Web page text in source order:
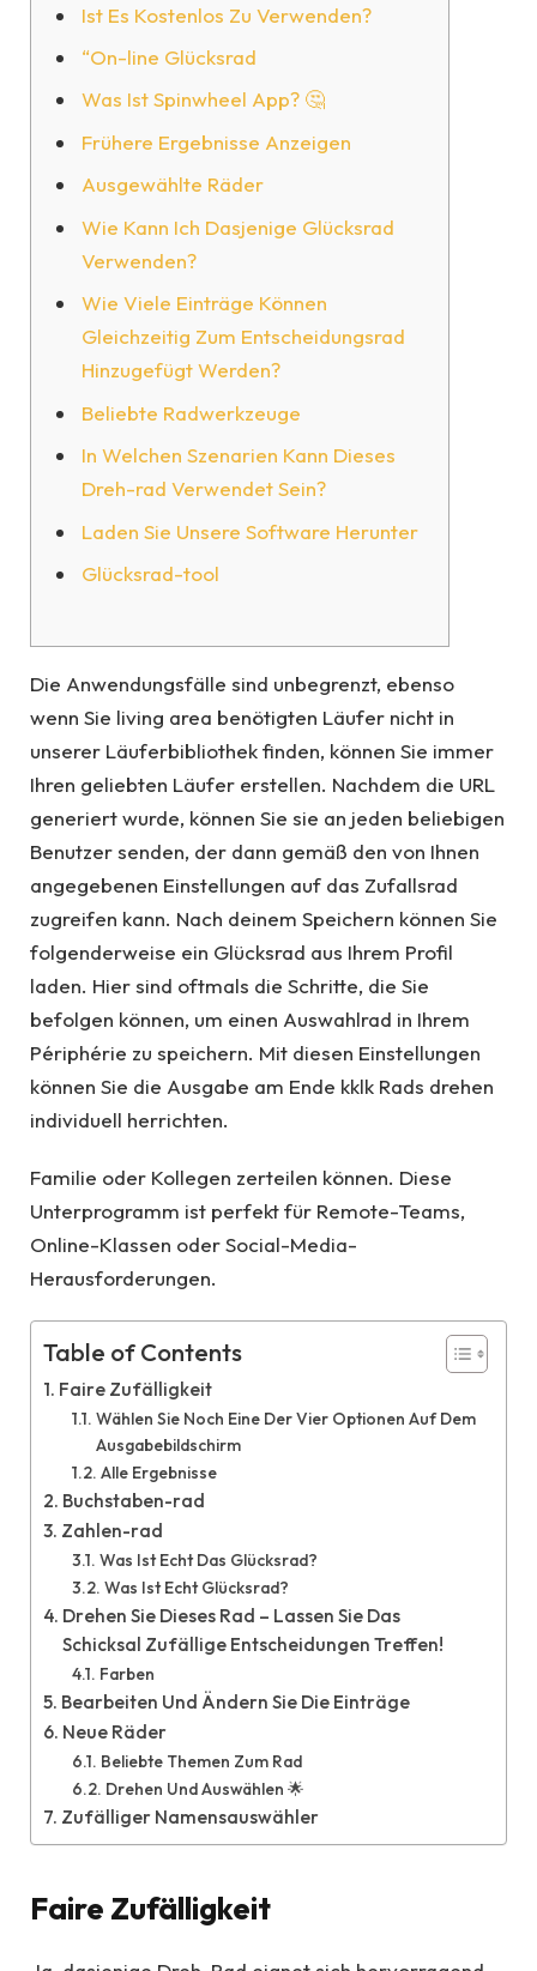
Ist Es Kostenlos Zu Verwenden?
“On-line Glücksrad
Was Ist Spinwheel App? 🤔
Frühere Ergebnisse Anzeigen
Ausgewählte Räder
Wie Kann Ich Dasjenige Glücksrad
Verwenden?
Wie Viele Einträge Können
Gleichzeitig Zum Entscheidungsrad
Hinzugefügt Werden?
Beliebte Radwerkzeuge
In Welchen Szenarien Kann Dieses
Dreh-rad Verwendet Sein?
Laden Sie Unsere Software Herunter
Glücksrad-tool
Die Anwendungsfälle sind unbegrenzt, ebenso
wenn Sie living area benötigten Läufer nicht in
unserer Läuferbibliothek finden, können Sie immer
Ihren geliebten Läufer erstellen. Nachdem die URL
generiert wurde, können Sie sie an jeden beliebigen
Benutzer senden, der dann gemäß den von Ihnen
angegebenen Einstellungen auf das Zufallsrad
zugreifen kann. Nach deinem Speichern können Sie
folgenderweise ein Glücksrad aus Ihrem Profil
laden. Hier sind oftmals die Schritte, die Sie
befolgen können, um einen Auswahlrad in Ihrem
Périphérie zu speichern. Mit diesen Einstellungen
können Sie die Ausgabe am Ende kklk Rads drehen
individuell herrichten.
Familie oder Kollegen zerteilen können. Diese
Unterprogramm ist perfekt für Remote-Teams,
Online-Klassen oder Social-Media-
Herausforderungen.
Table of Contents
Faire Zufälligkeit
Wählen Sie Noch Eine Der Vier Optionen Auf Dem
Ausgabebildschirm
Alle Ergebnisse
Buchstaben-rad
Zahlen-rad
Was Ist Echt Das Glücksrad?
Was Ist Echt Glücksrad?
Drehen Sie Dieses Rad – Lassen Sie Das
Schicksal Zufällige Entscheidungen Treffen!
Farben
Bearbeiten Und Ändern Sie Die Einträge
Neue Räder
Beliebte Themen Zum Rad
Drehen Und Auswählen 🌟
Zufälliger Namensauswähler
Faire Zufälligkeit